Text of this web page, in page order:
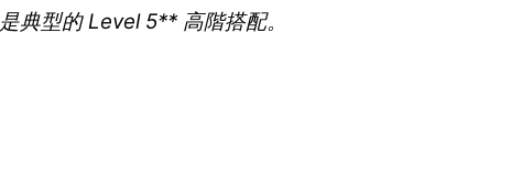
是典型的 Level 5** 高階搭配。